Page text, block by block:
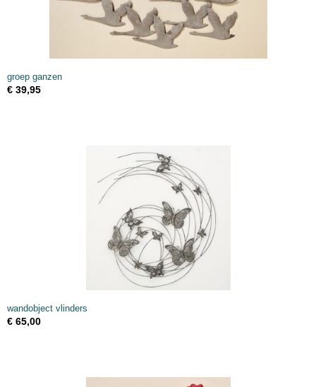
groep ganzen
€ 39,95
wandobject vlinders
€ 65,00